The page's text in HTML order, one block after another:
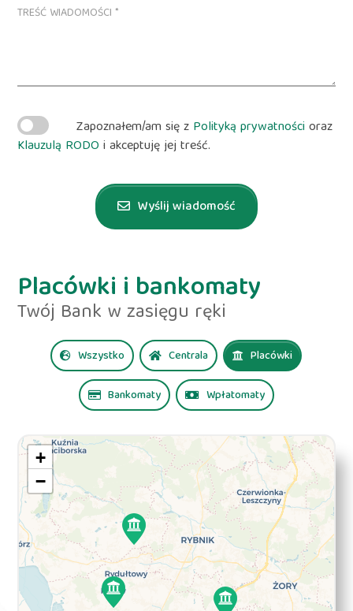
Zapoznałem/am się z Polityką prywatnościoraz
Klauzulą RODO i akceptuję jej treść.
Wyślij wiadomość
Placówki i bankomaty
Twój Bank w zasięgu ręki
Wszystko Centrala Placówki
Bankomaty Wpłatomaty
+
−